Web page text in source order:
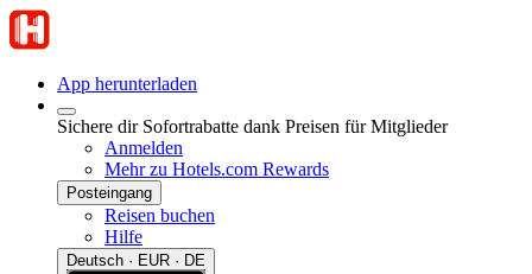
App herunterladen
Sichere dir Sofortrabatte dank Preisen für Mitglieder
Anmelden
Mehr zu Hotels.com Rewards
Posteingang
Reisen buchen
Hilfe
Deutsch · EUR · DE